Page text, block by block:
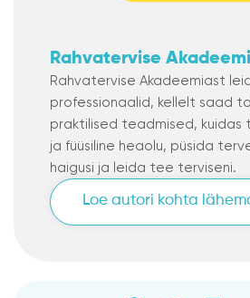
Rahvatervise
Rahvatervise Akadeemiast
professionaalid, kellelt saad
praktilised teadmised, kuidas
ja füüsiline heaolu, püsida
haigusi ja leida tee terviseni.
Loe autori kohta